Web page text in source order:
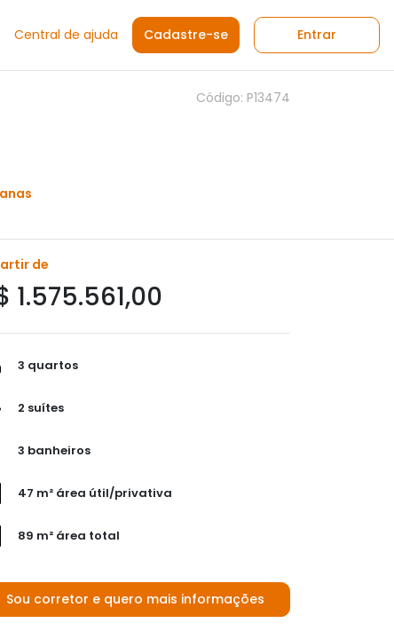
Central de ajuda Cadastre-se Entrar
Código: P13474
de
1.575.561,00
3 quartos
2 suítes
3 banheiros
47 m² área útil/privativa
89 m² área total
Sou corretor e quero mais informações